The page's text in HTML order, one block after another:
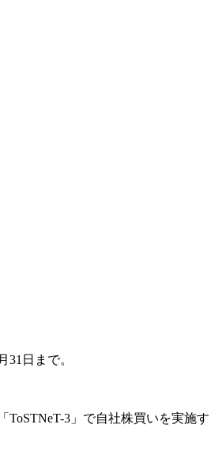
日まで。
3」で自社株買いを実施す